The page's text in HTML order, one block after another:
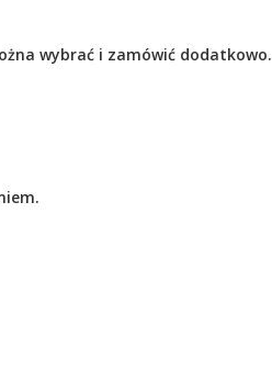
wybrać i zamówić dodatkowo.